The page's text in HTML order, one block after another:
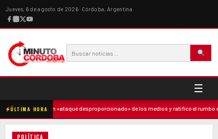
Jueves, 6 de agosto de 2026 · Córdoba, Argentina
☰
ÚLTIMA HORA
denunció un «ataque desproporcionado» de los medios y ratificó el rumbo
POLÍTICA